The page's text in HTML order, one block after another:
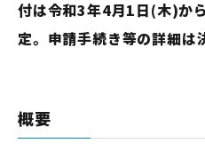
付は令和3年4月1日(木)か
定。申請手続き等の詳細は
概要